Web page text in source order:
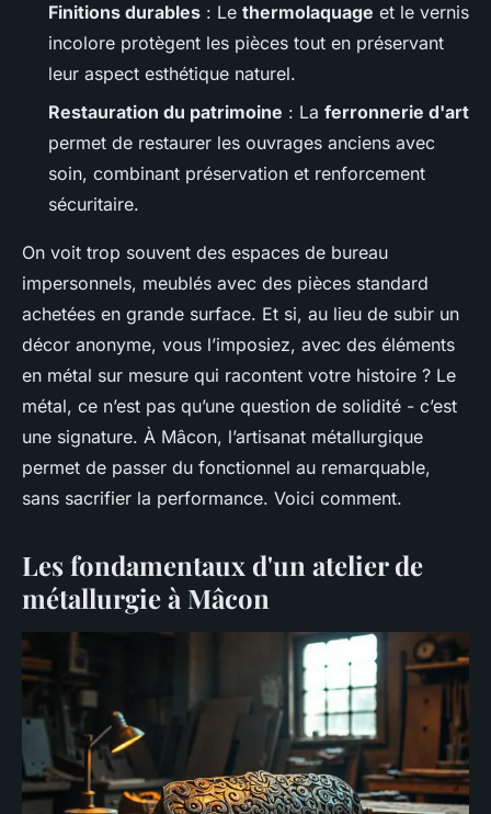
Finitions durables : Le thermolaquage et le vernis
incolore protègent les pièces tout en préservant
leur aspect esthétique naturel.
Restauration du patrimoine : La ferronnerie d'art
permet de restaurer les ouvrages anciens avec
soin, combinant préservation et renforcement
sécuritaire.
On voit trop souvent des espaces de bureau
impersonnels, meublés avec des pièces standard
achetées en grande surface. Et si, au lieu de subir un
décor anonyme, vous l’imposiez, avec des éléments
en métal sur mesure qui racontent votre histoire ? Le
métal, ce n’est pas qu’une question de solidité - c’est
une signature. À Mâcon, l’artisanat métallurgique
permet de passer du fonctionnel au remarquable,
sans sacrifier la performance. Voici comment.
Les fondamentaux d'un atelier de
métallurgie à Mâcon